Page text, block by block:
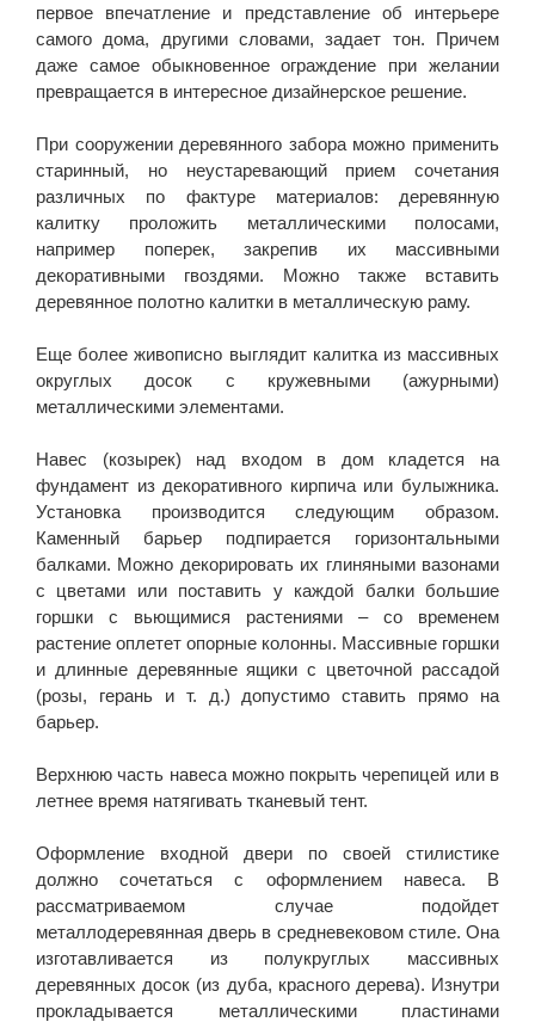
первое впечатление и представление об интерьере
самого дома, другими словами, задает тон. Причем
даже самое обыкновенное ограждение при желании
превращается в интересное дизайнерское решение.
При сооружении деревянного забора можно применить
старинный, но неустаревающий прием сочетания
различных по фактуре материалов: деревянную
калитку проложить металлическими полосами,
например поперек, закрепив их массивными
декоративными гвоздями. Можно также вставить
деревянное полотно калитки в металлическую раму.
Еще более живописно выглядит калитка из массивных
округлых досок с кружевными (ажурными)
металлическими элементами.
Навес (козырек) над входом в дом кладется на
фундамент из декоративного кирпича или булыжника.
Установка производится следующим образом.
Каменный барьер подпирается горизонтальными
балками. Можно декорировать их глиняными вазонами
с цветами или поставить у каждой балки большие
горшки с вьющимися растениями – со временем
растение оплетет опорные колонны. Массивные горшки
и длинные деревянные ящики с цветочной рассадой
(розы, герань и т. д.) допустимо ставить прямо на
барьер.
Верхнюю часть навеса можно покрыть черепицей или в
летнее время натягивать тканевый тент.
Оформление входной двери по своей стилистике
должно сочетаться с оформлением навеса. В
рассматриваемом случае подойдет
металлодеревянная дверь в средневековом стиле. Она
изготавливается из полукруглых массивных
деревянных досок (из дуба, красного дерева). Изнутри
прокладывается металлическими пластинами